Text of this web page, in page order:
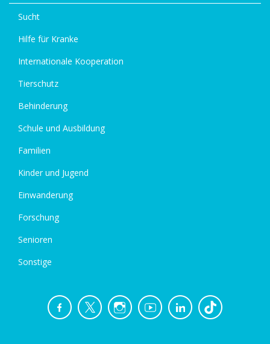
Sucht
Hilfe für Kranke
Internationale Kooperation
Tierschutz
Behinderung
Schule und Ausbildung
Familien
Kinder und Jugend
Einwanderung
Forschung
Senioren
Sonstige